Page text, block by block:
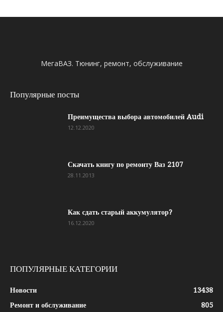
МегаВАЗ. Тюнинг, ремонт, обслуживание
Популярные посты
Преимущества выбора автомобилей Audi
12.12.2020
Скачать книгу по ремонту Ваз 2107
28.11.2013
Как сдать старый аккумулятор?
16.12.2020
ПОПУЛЯРНЫЕ КАТЕГОРИИ
Новости
13438
Ремонт и обслуживание
805